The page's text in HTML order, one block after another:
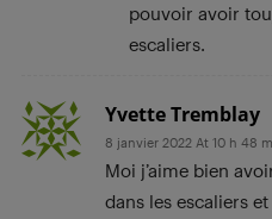
pouvoir avoir
escaliers.
Yvette Tremblay
8 janvier 2022 At 10 h 48
Moi j’aime bien
dans les escaliers